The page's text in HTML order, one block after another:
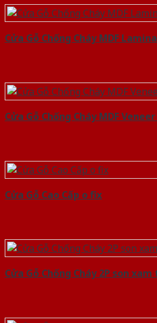
Cửa Gỗ Chống Cháy MDF
Cửa Gỗ Chống Cháy MDF
Cửa Gỗ Cao Cấp o fix
Cửa Gỗ Chống Cháy 2P son